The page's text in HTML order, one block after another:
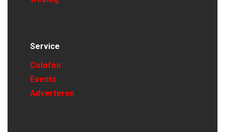
Service
Colofon
Events
Adverteren